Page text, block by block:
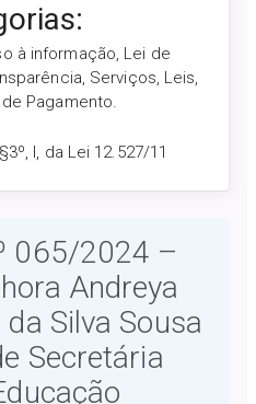
à informação, Lei de
Serviços, Leis,
Pagamento.
I, da Lei 12.527/11
065/2024 –
Andreya
Silva Sousa
Secretária